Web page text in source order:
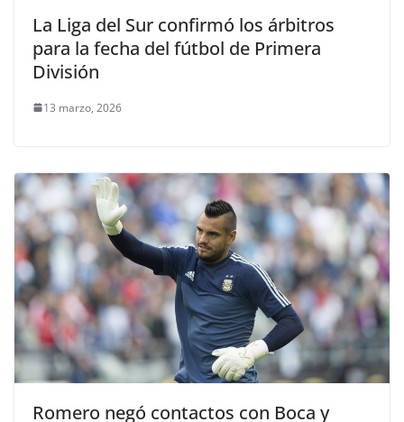
La Liga del Sur confirmó los árbitros
para la fecha del fútbol de Primera
División
13 marzo, 2026
Romero negó contactos con Boca y